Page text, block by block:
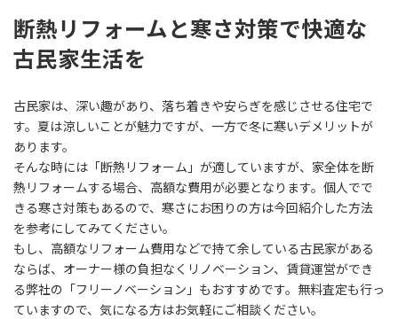
断熱リフォームと寒さ対策で快適な
古民家生活を
古民家は、深い趣があり、落ち着きや安らぎを感じさせる住宅で
す。夏は涼しいことが魅力ですが、一方で冬に寒いデメリットが
あります。
そんな時には「断熱リフォーム」が適していますが、家全体を断
熱リフォームする場合、高額な費用が必要となります。個人でで
きる寒さ対策もあるので、寒さにお困りの方は今回紹介した方法
を参考にしてみてください。
もし、高額なリフォーム費用などで持て余している古民家がある
ならば、オーナー様の負担なくリノベーション、賃貸運営ができ
る弊社の「フリーノベーション」もおすすめです。無料査定も行っ
ていますので、気になる方はお気軽にご相談ください。